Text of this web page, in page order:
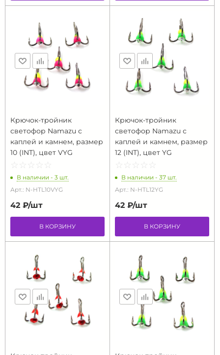
Крючок-тройник
светофор Namazu с
каплей и камнем, размер
10 (INT), цвет VYG
☆ ☆ ☆ ☆ ☆
★ ★ ★ ★ ★
В наличии - 3 шт.
Арт.: N-HTL10VYG
42 ₽/шт
В КОРЗИНУ
Крючок-тройник
светофор Namazu с
каплей и камнем, размер
12 (INT), цвет YG
☆ ☆ ☆ ☆ ☆
★ ★ ★ ★ ★
В наличии - 37 шт.
Арт.: N-HTL12YG
42 ₽/шт
В КОРЗИНУ